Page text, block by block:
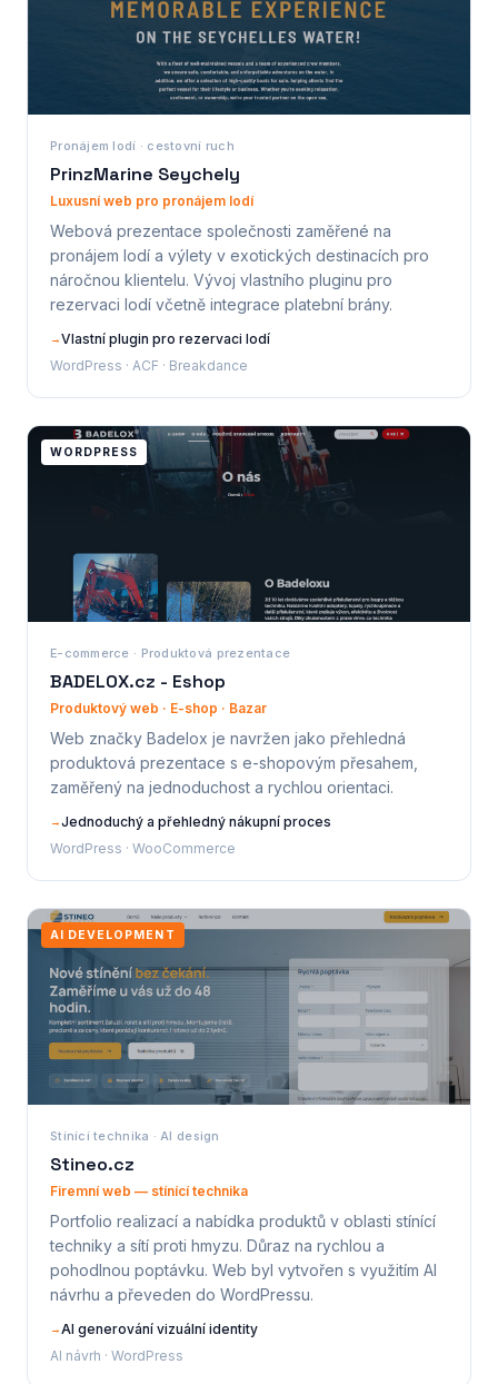
Pronájem lodí · cestovní ruch
PrinzMarine Seychely
Luxusní web pro pronájem lodí
Webová prezentace společnosti zaměřené na
pronájem lodí a výlety v exotických destinacích pro
náročnou klientelu. Vývoj vlastního pluginu pro
rezervaci lodí včetně integrace platební brány.
→Vlastní plugin pro rezervaci lodí
WordPress · ACF · Breakdance
WORDPRESS
E-commerce · Produktová prezentace
BADELOX.cz - Eshop
Produktový web · E-shop · Bazar
Web značky Badelox je navržen jako přehledná
produktová prezentace s e-shopovým přesahem,
zaměřený na jednoduchost a rychlou orientaci.
→Jednoduchý a přehledný nákupní proces
WordPress · WooCommerce
AI DEVELOPMENT
Stínící technika · AI design
Stineo.cz
Firemní web — stínící technika
Portfolio realizací a nabídka produktů v oblasti stínící
techniky a sítí proti hmyzu. Důraz na rychlou a
pohodlnou poptávku. Web byl vytvořen s využitím AI
návrhu a převeden do WordPressu.
→AI generování vizuální identity
AI návrh · WordPress